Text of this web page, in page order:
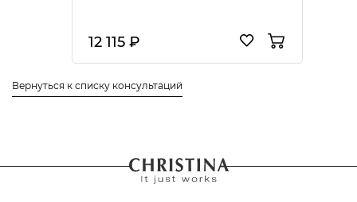
12 115 ₽
Вернуться к списку консультаций